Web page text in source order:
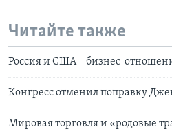
Читайте также
Россия и США – бизнес-
Конгресс отменил поправку
Мировая торговля и «родовые